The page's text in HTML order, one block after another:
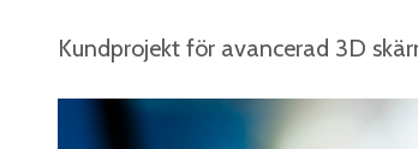
Kundprojekt för avancerad 3D